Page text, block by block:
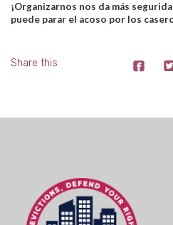
¡Organizarnos nos da más
puede parar el acoso por los
Share this